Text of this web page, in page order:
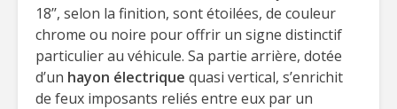
18’’, selon la finition, sont étoilées, de couleur
chrome ou noire pour offrir un signe distinctif
particulier au véhicule. Sa partie arrière, dotée
d’un hayon électrique quasi vertical, s’enrichit
de feux imposants reliés entre eux par un